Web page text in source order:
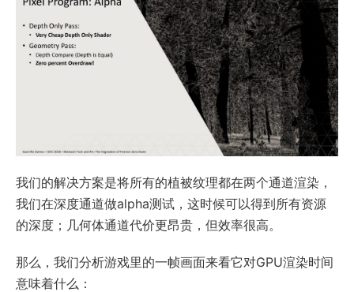
我们的解决方案是将所有的植被纹理都在两个通道渲染，
我们在深度通道做alpha测试，这时候可以得到所有资源
的深度；几何体通道代价更昂贵，但效率很高。
那么，我们分析游戏里的一帧画面来看它对GPU渲染时间
意味着什么：